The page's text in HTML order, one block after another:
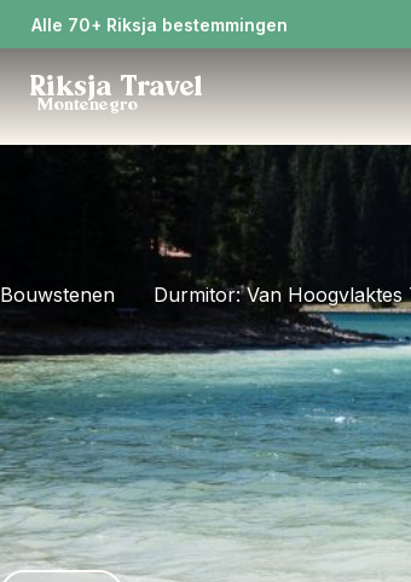
Alle 70+ Riksja bestemmingen
Riksja Travel
Montenegro
Bouwstenen Durmitor: Van Hoogvlaktes